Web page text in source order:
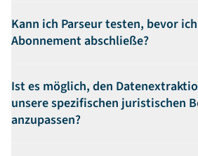
Kann ich Parseur testen, bevor
Abonnement abschließe?
Ist es möglich, den
unsere spezifischen juristischen
anzupassen?